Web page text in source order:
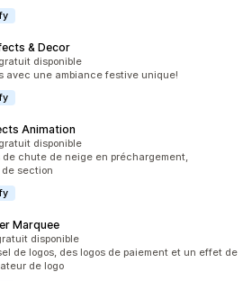
& Decor
disponible
avec une ambiance festive unique!
Animation
disponible
chute de neige en préchargement,
section
Marquee
disponible
de logos, des logos de paiement et un effet de
de logo